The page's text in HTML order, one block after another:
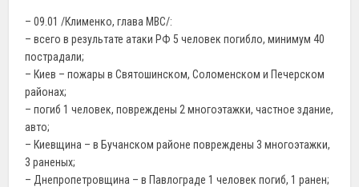
– 09.01 /Клименко, глава МВС/:
– всего в результате атаки РФ 5 человек погибло, минимум 40
пострадали;
– Киев – пожары в Святошинском, Соломенском и Печерском
районах;
– погиб 1 человек, повреждены 2 многоэтажки, частное здание,
авто;
– Киевщина – в Бучанском районе повреждены 3 многоэтажки,
3 раненых;
– Днепропетровщина – в Павлограде 1 человек погиб, 1 ранен;